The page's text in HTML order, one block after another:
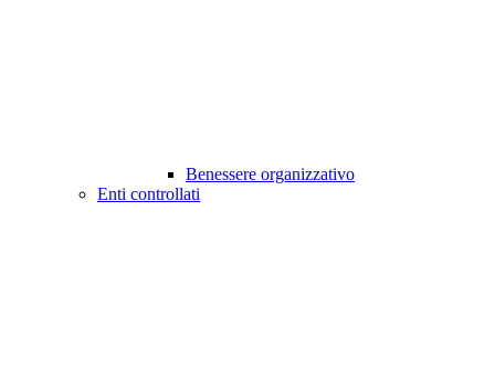
Benessere organizzativo
Enti controllati